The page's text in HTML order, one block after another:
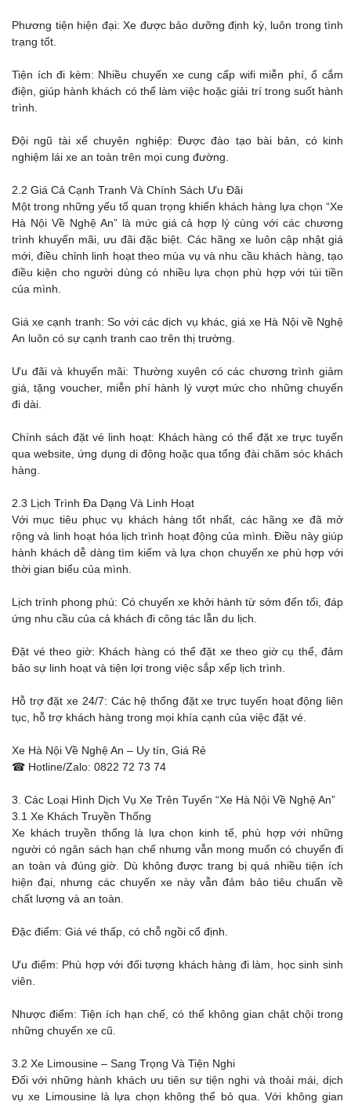
Phương tiện hiện đại: Xe được bảo dưỡng định kỳ, luôn trong tình
trạng tốt.
Tiện ích đi kèm: Nhiều chuyến xe cung cấp wifi miễn phí, ổ cắm
điện, giúp hành khách có thể làm việc hoặc giải trí trong suốt hành
trình.
Đội ngũ tài xế chuyên nghiệp: Được đào tạo bài bản, có kinh
nghiệm lái xe an toàn trên mọi cung đường.
2.2 Giá Cả Cạnh Tranh Và Chính Sách Ưu Đãi
Một trong những yếu tố quan trọng khiến khách hàng lựa chọn “Xe
Hà Nội Về Nghệ An” là mức giá cả hợp lý cùng với các chương
trình khuyến mãi, ưu đãi đặc biệt. Các hãng xe luôn cập nhật giá
mới, điều chỉnh linh hoạt theo mùa vụ và nhu cầu khách hàng, tạo
điều kiện cho người dùng có nhiều lựa chọn phù hợp với túi tiền
của mình.
Giá xe cạnh tranh: So với các dịch vụ khác, giá xe Hà Nội về Nghệ
An luôn có sự cạnh tranh cao trên thị trường.
Ưu đãi và khuyến mãi: Thường xuyên có các chương trình giảm
giá, tặng voucher, miễn phí hành lý vượt mức cho những chuyến
đi dài.
Chính sách đặt vé linh hoạt: Khách hàng có thể đặt xe trực tuyến
qua website, ứng dụng di động hoặc qua tổng đài chăm sóc khách
hàng.
2.3 Lịch Trình Đa Dạng Và Linh Hoạt
Với mục tiêu phục vụ khách hàng tốt nhất, các hãng xe đã mở
rộng và linh hoạt hóa lịch trình hoạt động của mình. Điều này giúp
hành khách dễ dàng tìm kiếm và lựa chọn chuyến xe phù hợp với
thời gian biểu của mình.
Lịch trình phong phú: Có chuyến xe khởi hành từ sớm đến tối, đáp
ứng nhu cầu của cả khách đi công tác lẫn du lịch.
Đặt vé theo giờ: Khách hàng có thể đặt xe theo giờ cụ thể, đảm
bảo sự linh hoạt và tiện lợi trong việc sắp xếp lịch trình.
Hỗ trợ đặt xe 24/7: Các hệ thống đặt xe trực tuyến hoạt động liên
tục, hỗ trợ khách hàng trong mọi khía cạnh của việc đặt vé.
Xe Hà Nội Về Nghệ An – Uy tín, Giá Rẻ
☎ Hotline/Zalo: 0822 72 73 74
3. Các Loại Hình Dịch Vụ Xe Trên Tuyến “Xe Hà Nội Về Nghệ An”
3.1 Xe Khách Truyền Thống
Xe khách truyền thống là lựa chọn kinh tế, phù hợp với những
người có ngân sách hạn chế nhưng vẫn mong muốn có chuyến đi
an toàn và đúng giờ. Dù không được trang bị quá nhiều tiện ích
hiện đại, nhưng các chuyến xe này vẫn đảm bảo tiêu chuẩn về
chất lượng và an toàn.
Đặc điểm: Giá vé thấp, có chỗ ngồi cố định.
Ưu điểm: Phù hợp với đối tượng khách hàng đi làm, học sinh sinh
viên.
Nhược điểm: Tiện ích hạn chế, có thể không gian chật chội trong
những chuyến xe cũ.
3.2 Xe Limousine – Sang Trọng Và Tiện Nghi
Đối với những hành khách ưu tiên sự tiện nghi và thoải mái, dịch
vụ xe Limousine là lựa chọn không thể bỏ qua. Với không gian